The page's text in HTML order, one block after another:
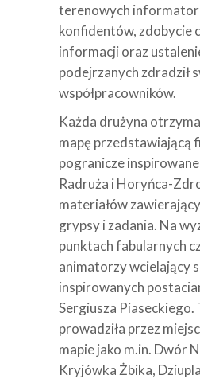
terenowych
konfidentów, zdobycie
informacji oraz
podejrzanych zdradził
współpracowników.
Każda drużyna
mapę przedstawiającą
pogranicze
Radruża i Horyńca-
materiałów
grypsy i zadania. Na
punktach fabularnych
animatorzy wcielający
inspirowanych
Sergiusza Piaseckiego.
prowadziła przez
mapie jako m.in. Dwór
Kryjówka Żbika,